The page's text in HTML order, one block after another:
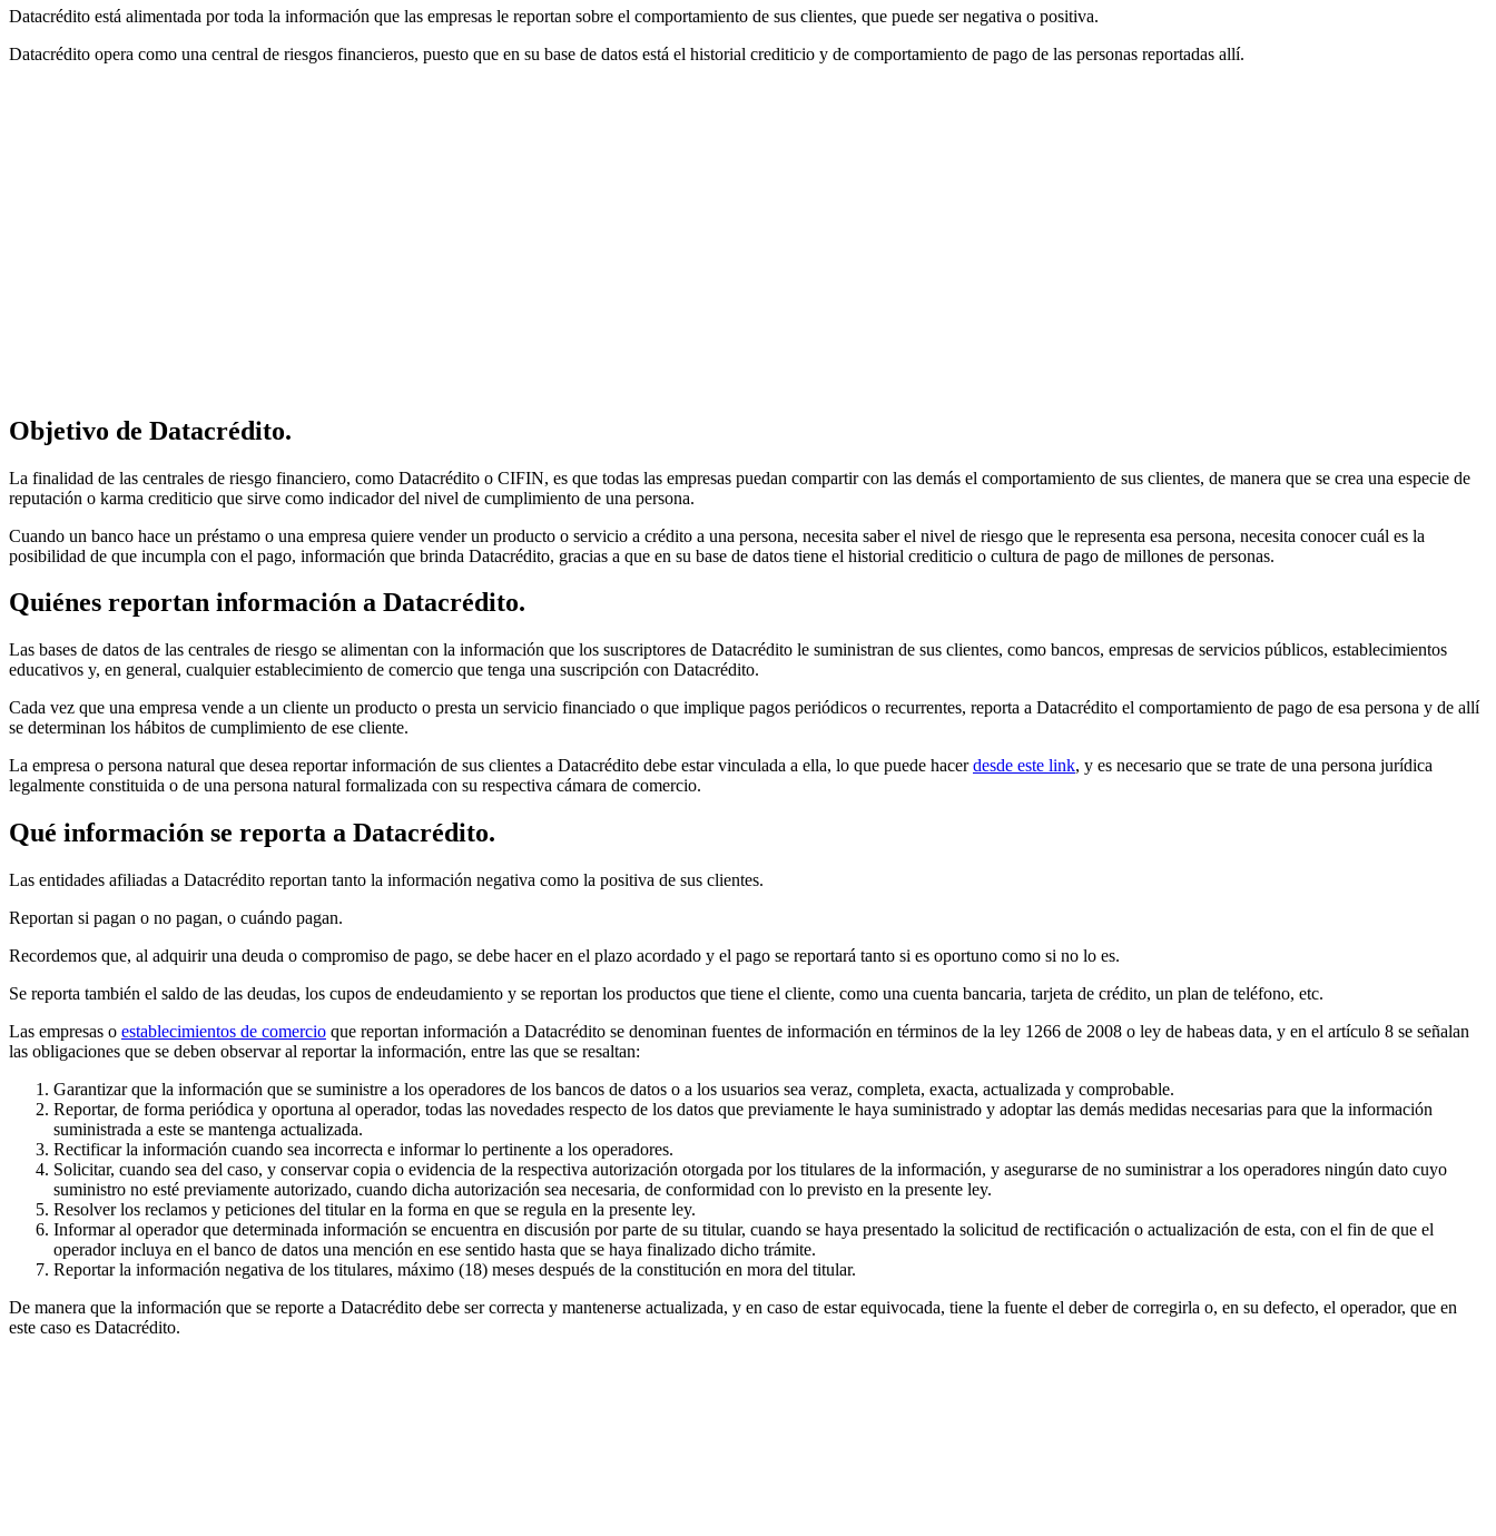
Datacrédito está alimentada por toda la información que las empresas le reportan sobre el comportamiento de sus clientes, que puede ser negativa o positiva.
Datacrédito opera como una central de riesgos financieros, puesto que en su base de datos está el historial crediticio y de comportamiento de pago de las personas reportadas allí.
Objetivo de Datacrédito.
La finalidad de las centrales de riesgo financiero, como Datacrédito o CIFIN, es que todas las empresas puedan compartir con las demás el comportamiento de sus clientes, de manera que se crea una especie de
reputación o karma crediticio que sirve como indicador del nivel de cumplimiento de una persona.
Cuando un banco hace un préstamo o una empresa quiere vender un producto o servicio a crédito a una persona, necesita saber el nivel de riesgo que le representa esa persona, necesita conocer cuál es la
posibilidad de que incumpla con el pago, información que brinda Datacrédito, gracias a que en su base de datos tiene el historial crediticio o cultura de pago de millones de personas.
Quiénes reportan información a Datacrédito.
Las bases de datos de las centrales de riesgo se alimentan con la información que los suscriptores de Datacrédito le suministran de sus clientes, como bancos, empresas de servicios públicos, establecimientos
educativos y, en general, cualquier establecimiento de comercio que tenga una suscripción con Datacrédito.
Cada vez que una empresa vende a un cliente un producto o presta un servicio financiado o que implique pagos periódicos o recurrentes, reporta a Datacrédito el comportamiento de pago de esa persona y de allí
se determinan los hábitos de cumplimiento de ese cliente.
La empresa o persona natural que desea reportar información de sus clientes a Datacrédito debe estar vinculada a ella, lo que puede hacerdesde este link, y es necesario que se trate de una persona jurídica
legalmente constituida o de una persona natural formalizada con su respectiva cámara de comercio.
Qué información se reporta a Datacrédito.
Las entidades afiliadas a Datacrédito reportan tanto la información negativa como la positiva de sus clientes.
Reportan si pagan o no pagan, o cuándo pagan.
Recordemos que, al adquirir una deuda o compromiso de pago, se debe hacer en el plazo acordado y el pago se reportará tanto si es oportuno como si no lo es.
Se reporta también el saldo de las deudas, los cupos de endeudamiento y se reportan los productos que tiene el cliente, como una cuenta bancaria, tarjeta de crédito, un plan de teléfono, etc.
Las empresas o establecimientos de comercio que reportan información a Datacrédito se denominan fuentes de información en términos de la ley 1266 de 2008 o ley de habeas data, y en el artículo 8 se señalan
las obligaciones que se deben observar al reportar la información, entre las que se resaltan:
Garantizar que la información que se suministre a los operadores de los bancos de datos o a los usuarios sea veraz, completa, exacta, actualizada y comprobable.
Reportar, de forma periódica y oportuna al operador, todas las novedades respecto de los datos que previamente le haya suministrado y adoptar las demás medidas necesarias para que la información
suministrada a este se mantenga actualizada.
Rectificar la información cuando sea incorrecta e informar lo pertinente a los operadores.
Solicitar, cuando sea del caso, y conservar copia o evidencia de la respectiva autorización otorgada por los titulares de la información, y asegurarse de no suministrar a los operadores ningún dato cuyo
suministro no esté previamente autorizado, cuando dicha autorización sea necesaria, de conformidad con lo previsto en la presente ley.
Resolver los reclamos y peticiones del titular en la forma en que se regula en la presente ley.
Informar al operador que determinada información se encuentra en discusión por parte de su titular, cuando se haya presentado la solicitud de rectificación o actualización de esta, con el fin de que el
operador incluya en el banco de datos una mención en ese sentido hasta que se haya finalizado dicho trámite.
Reportar la información negativa de los titulares, máximo (18) meses después de la constitución en mora del titular.
De manera que la información que se reporte a Datacrédito debe ser correcta y mantenerse actualizada, y en caso de estar equivocada, tiene la fuente el deber de corregirla o, en su defecto, el operador, que en
este caso es Datacrédito.